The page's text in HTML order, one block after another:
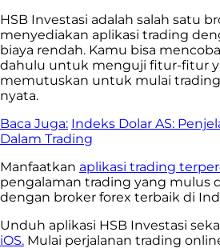
HSB Investasi adalah salah satu
menyediakan aplikasi trading
biaya rendah. Kamu bisa
dahulu untuk menguji fitur-fitur
memutuskan untuk mulai
nyata.
Baca Juga: Indeks Dolar AS:
Dalam Trading
Manfaatkan aplikasi trading
pengalaman trading yang mulus
dengan broker forex terbaik di
Unduh aplikasi HSB Investasi
iOS. Mulai perjalanan trading